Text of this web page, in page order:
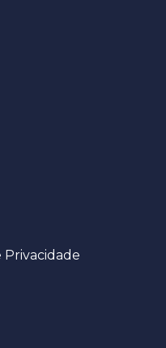
Privacidade